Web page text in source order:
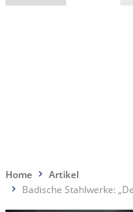
Home
Artikel
Badische Stahlwerke: